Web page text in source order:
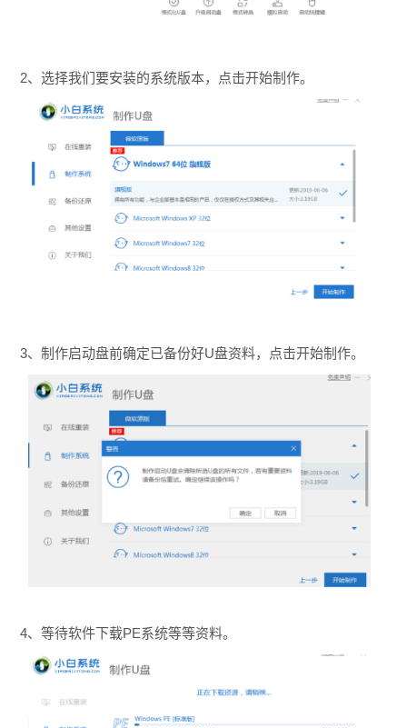
2、选择我们要安装的系统版本，点击开始制作。
3、制作启动盘前确定已备份好U盘资料，点击开始制作。
4、等待软件下载PE系统等等资料。